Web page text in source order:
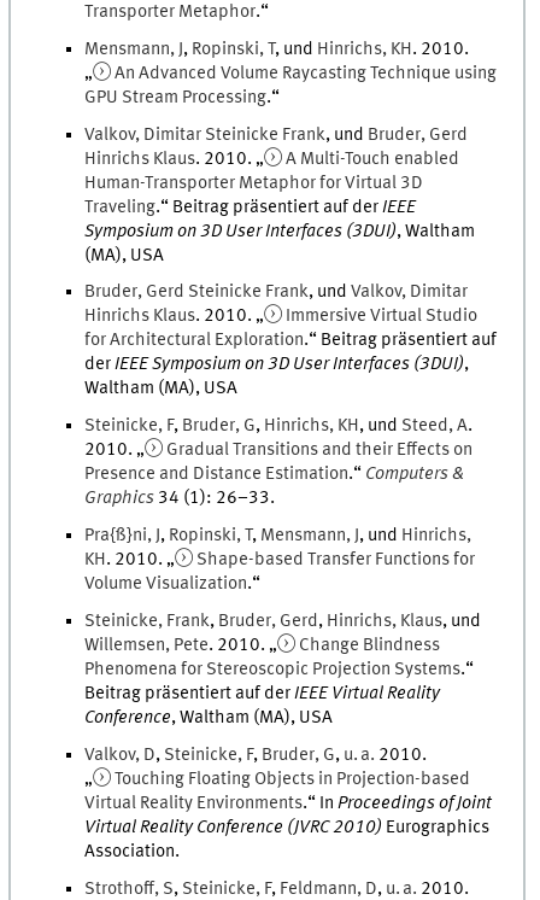
Transporter Metaphor.“
Mensmann, , Ropinski,T, und Hinrichs, KH . 2010.
„
An Advanced Volume Raycasting Technique using
GPU Stream Processing.“
Valkov, Dimitar Steinicke Frank, und Bruder, Gerd
Hinrichs Klaus. 2010. „
A Multi-Touch enabled
Human-Transporter Metaphor for Virtual 3D
Traveling.“ Beitrag präsentiert auf derIEEE
Symposium on 3D User Interfaces (3DUI),Waltham
(MA), USA
Bruder, Gerd Steinicke Frank, undValkov, Dimitar
Hinrichs Klaus. 2010. „
Immersive Virtual Studio
for Architectural Exploration.“ Beitrag präsentiert auf
derIEEE Symposium on 3D User Interfaces (3DUI),
Waltham (MA), USA
Steinicke, F, Bruder, G, Hinrichs, KH, und Steed,A.
2010. „
Gradual Transitions and their Effects on
Presence and Distance Estimation.“ Computers &
Graphics 34 (1): 26–33.
Pra{ß}ni, , Ropinski,T, Mensmann, , und Hinrichs,
KH . 2010. „
Shape-based Transfer Functions for
Volume Visualization.“
Steinicke, Frank, Bruder, Gerd, Hinrichs, Klaus, und
Willemsen, Pete. 2010. „
Change Blindness
Phenomena for Stereoscopic Projection Systems.“
Beitrag präsentiert auf derIEEE Virtual Reality
Conference,Waltham (MA), USA
Valkov, D, Steinicke, F, Bruder, G, u. a. 2010.
„
Touching Floating Objects in Projection-based
Virtual Reality Environments.“ InProceedings of Joint
Virtual Reality Conference (JVRC 2010) Eurographics
Association.
Strothoff, S, Steinicke, F, Feldmann, D, u. a. 2010.